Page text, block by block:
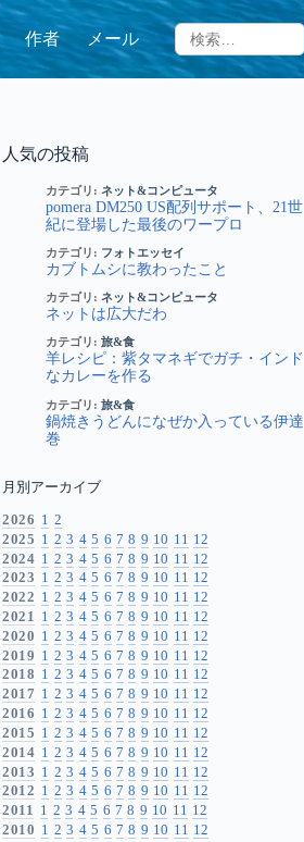
作者 メール
人気の投稿
pomera DM250 US配列サポート、21世
紀に登場した最後のワープロ
カテゴリ:ネット&コンピュータ
カブトムシに教わったこと
カテゴリ: フォトエッセイ
ネットは広大だわ
カテゴリ:ネット&コンピュータ
羊レシピ：紫タマネギでガチ・インド
なカレーを作る
カテゴリ:旅&食
鍋焼きうどんになぜか入っている伊達
巻
カテゴリ:旅&食
月別アーカイブ
2026 1 2
2025 1 2 3 4 5 6 7 8 9 10 11 12
2024 1 2 3 4 5 6 7 8 9 10 11 12
2023 1 2 3 4 5 6 7 8 9 10 11 12
2022 1 2 3 4 5 6 7 8 9 10 11 12
2021 1 2 3 4 5 6 7 8 9 10 11 12
2020 1 2 3 4 5 6 7 8 9 10 11 12
2019 1 2 3 4 5 6 7 8 9 10 11 12
2018 1 2 3 4 5 6 7 8 9 10 11 12
2017 1 2 3 4 5 6 7 8 9 10 11 12
2016 1 2 3 4 5 6 7 8 9 10 11 12
2015 1 2 3 4 5 6 7 8 9 10 11 12
2014 1 2 3 4 5 6 7 8 9 10 11 12
2013 1 2 3 4 5 6 7 8 9 10 11 12
2012 1 2 3 4 5 6 7 8 9 10 11 12
2011 1 2 3 4 5 6 7 8 9 10 11 12
2010 1 2 3 4 5 6 7 8 9 10 11 12